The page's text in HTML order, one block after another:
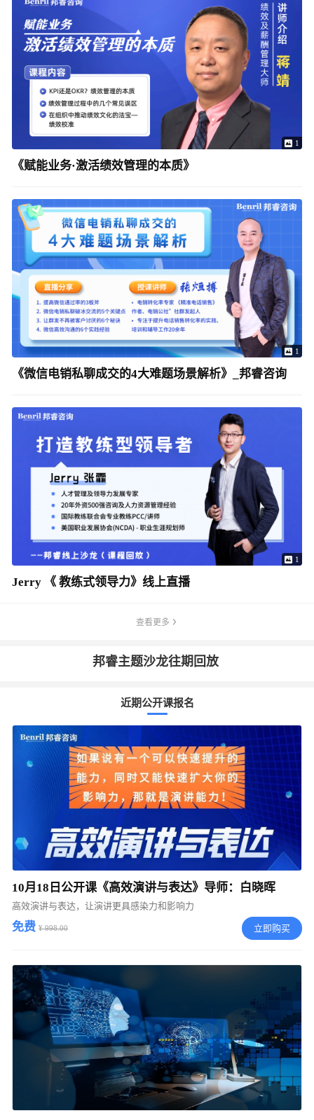
1
《赋能业务·激活绩效管理的本质》
1
《微信电销私聊成交的4大难题场景解析》_邦睿咨询
1
Jerry 《 教练式领导力》线上直播
查看更多
邦睿主题沙龙往期回放
近期公开课报名
10月18日公开课《高效演讲与表达》导师：白晓晖
高效演讲与表达，让演讲更具感染力和影响力
免费 ¥ 998.00 立即购买